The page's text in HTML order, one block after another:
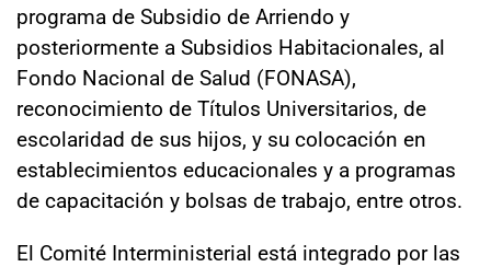
programa de Subsidio de Arriendo y
posteriormente a Subsidios Habitacionales, al
Fondo Nacional de Salud (FONASA),
reconocimiento de Títulos Universitarios, de
escolaridad de sus hijos, y su colocación en
establecimientos educacionales y a programas
de capacitación y bolsas de trabajo, entre otros.
El Comité Interministerial está integrado por las